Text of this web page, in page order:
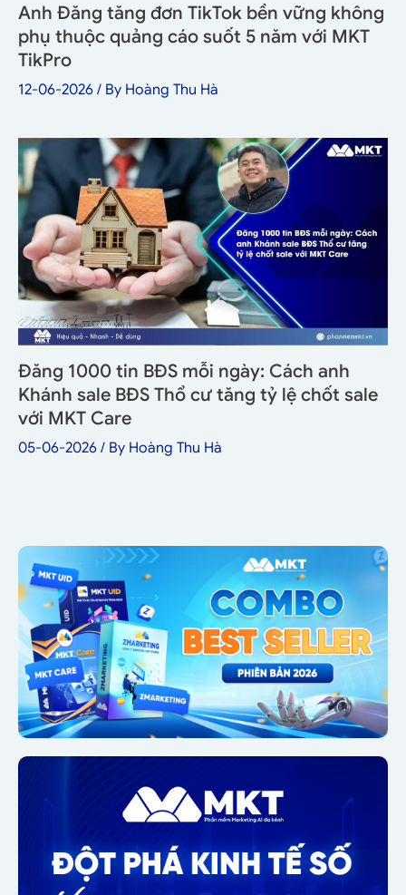
Anh Đăng tăng đơn TikTok bền vững không
phụ thuộc quảng cáo suốt 5 năm với MKT
TikPro
12-06-2026 / By Hoàng Thu Hà
Đăng 1000 tin BĐS mỗi ngày: Cách anh
Khánh sale BĐS Thổ cư tăng tỷ lệ chốt sale
với MKT Care
05-06-2026 / By Hoàng Thu Hà